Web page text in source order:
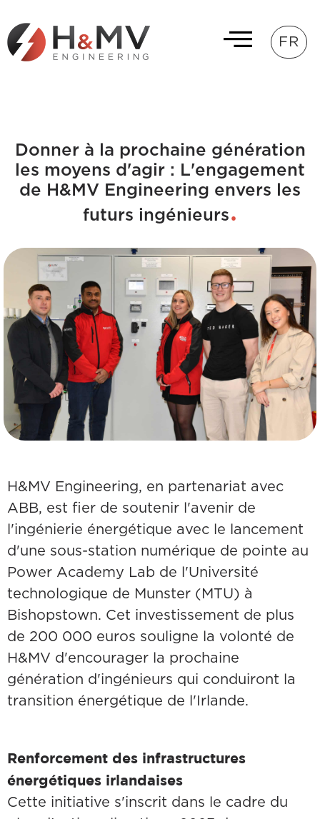
FR
Donner à la prochaine génération
les moyens d'agir : L'engagement
de H&MV Engineering envers les
futurs ingénieurs
H&MV Engineering, en partenariat avec
ABB, est fier de soutenir l'avenir de
l'ingénierie énergétique avec le lancement
d'une sous-station numérique de pointe au
Power Academy Lab de l'Université
technologique de Munster (MTU) à
Bishopstown. Cet investissement de plus
de 200 000 euros souligne la volonté de
H&MV d'encourager la prochaine
génération d'ingénieurs qui conduiront la
transition énergétique de l'Irlande.
Renforcement des infrastructures
énergétiques irlandaises
Cette initiative s'inscrit dans le cadre du